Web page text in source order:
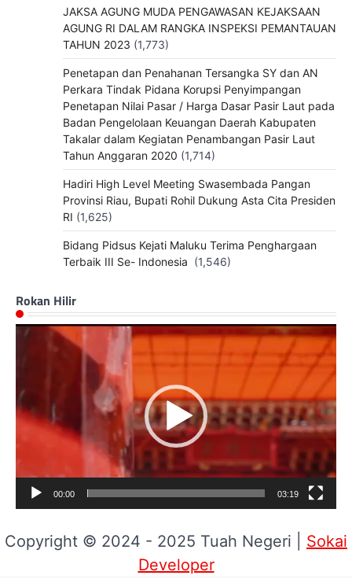
JAKSA AGUNG MUDA PENGAWASAN KEJAKSAAN
AGUNG RI DALAM RANGKA INSPEKSI PEMANTAUAN
TAHUN 2023 (1,773)
Penetapan dan Penahanan Tersangka SY dan AN
Perkara Tindak Pidana Korupsi Penyimpangan
Penetapan Nilai Pasar / Harga Dasar Pasir Laut pada
Badan Pengelolaan Keuangan Daerah Kabupaten
Takalar dalam Kegiatan Penambangan Pasir Laut
Tahun Anggaran 2020 (1,714)
Hadiri High Level Meeting Swasembada Pangan
Provinsi Riau, Bupati Rohil Dukung Asta Cita Presiden
RI (1,625)
Bidang Pidsus Kejati Maluku Terima Penghargaan
Terbaik III Se- Indonesia (1,546)
Rokan Hilir
Pemutar
00:00 03:19
Copyright © 2024 - 2025 Tuah Negeri | Sokai
Developer